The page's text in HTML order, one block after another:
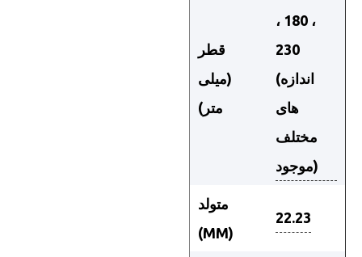
قطر
(میلی
متر)
، 180 ،
230
(اندازه
های
مختلف
موجود)
متولد
(MM)
22.23